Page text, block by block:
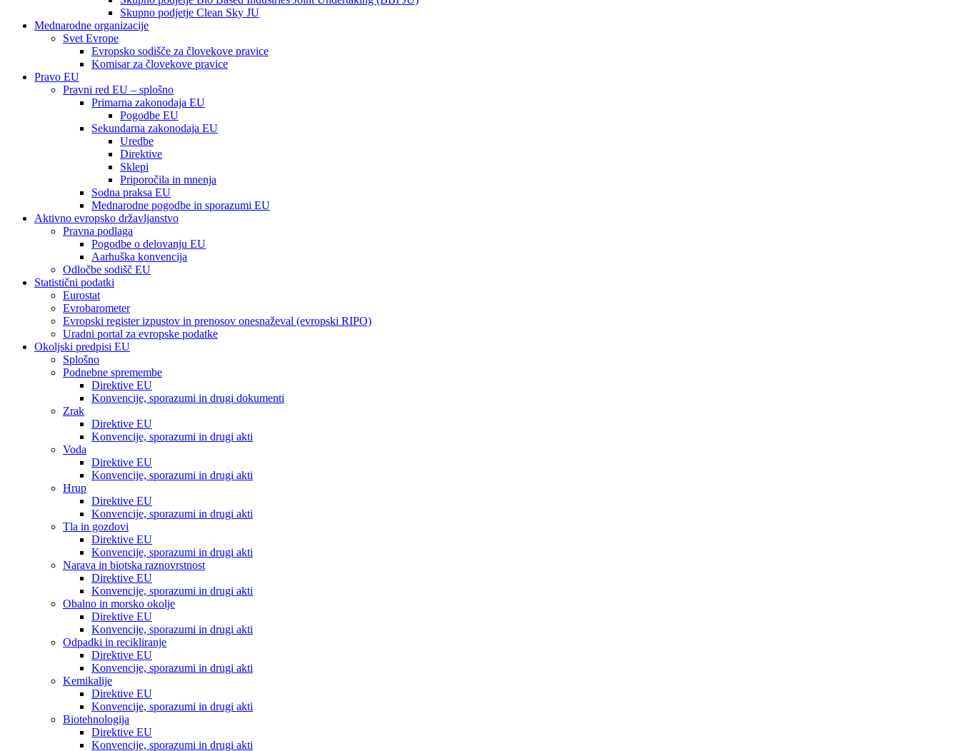
Skupno podjetje Clean Sky JU
Mednarodne organizacije
Svet Evrope
Evropsko sodišče za človekove pravice
Komisar za človekove pravice
Pravo EU
Pravni red EU – splošno
Primarna zakonodaja EU
Pogodbe EU
Sekundarna zakonodaja EU
Uredbe
Direktive
Sklepi
Priporočila in mnenja
Sodna praksa EU
Mednarodne pogodbe in sporazumi EU
Aktivno evropsko državljanstvo
Pravna podlaga
Pogodbe o delovanju EU
Aarhuška konvencija
Odločbe sodišč EU
Statistični podatki
Eurostat
Evrobarometer
Evropski register izpustov in prenosov onesnaževal (evropski RIPO)
Uradni portal za evropske podatke
Okoljski predpisi EU
Splošno
Podnebne spremembe
Direktive EU
Konvencije, sporazumi in drugi dokumenti
Zrak
Direktive EU
Konvencije, sporazumi in drugi akti
Voda
Direktive EU
Konvencije, sporazumi in drugi akti
Hrup
Direktive EU
Konvencije, sporazumi in drugi akti
Tla in gozdovi
Direktive EU
Konvencije, sporazumi in drugi akti
Narava in biotska raznovrstnost
Direktive EU
Konvencije, sporazumi in drugi akti
Obalno in morsko okolje
Direktive EU
Konvencije, sporazumi in drugi akti
Odpadki in recikliranje
Direktive EU
Konvencije, sporazumi in drugi akti
Kemikalije
Direktive EU
Konvencije, sporazumi in drugi akti
Biotehnologija
Direktive EU
Konvencije, sporazumi in drugi akti